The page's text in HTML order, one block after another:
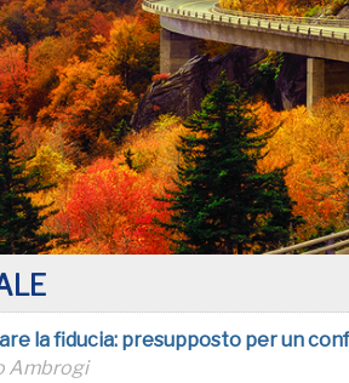
la fiducia: presupposto per un
Ambrogi